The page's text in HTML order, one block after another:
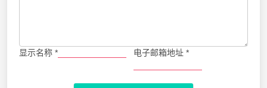
显示名称 * 电子邮箱地址 *